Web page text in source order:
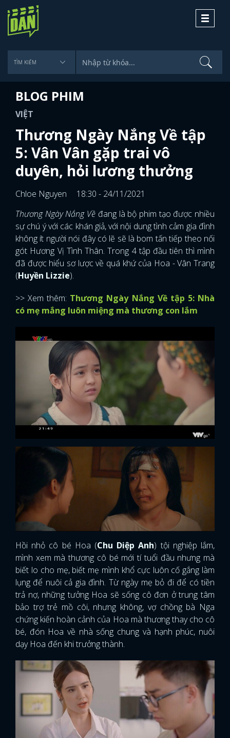
Toggle
BLOG PHIM
VIỆT
Thương Ngày Nắng Về tập
5: Vân Vân gặp trai vô
duyên, hỏi lương thưởng
Chloe Nguyen
18:30 - 24/11/2021
Thương Ngày Nắng Về đang là bộ phim tạo được nhiều
sự chú ý với các khán giả, với nội dung tình cảm gia đình
không ít người nói đây có lẽ sẽ là bom tấn tiếp theo nối
gót Hương Vị Tình Thân. Trong 4 tập đầu tiên thì mình
đã được hiểu sơ lược về quá khứ của Hoa - Vân Trang
(Huyền Lizzie).
>> Xem thêm: Thương Ngày Nắng Về tập 5: Nhà
có mẹ mắng luôn miệng mà thương con lắm
Hồi nhỏ cô bé Hoa (Chu Diệp Anh) tội nghiệp lắm,
mình xem mà thương cô bé mới tí tuổi đầu nhưng mà
biết lo cho mẹ, biết mẹ mình khổ cực luôn cố gắng làm
lụng để nuôi cả gia đình. Từ ngày mẹ bỏ đi để có tiền
trả nợ, những tưởng Hoa sẽ sống cô đơn ở trung tâm
bảo trợ trẻ mồ côi, nhưng không, vợ chồng bà Nga
chứng kiến hoàn cảnh của Hoa mà thương thay cho cô
bé, đón Hoa về nhà sống chung và hạnh phúc, nuôi
dạy Hoa đến khi trưởng thành.